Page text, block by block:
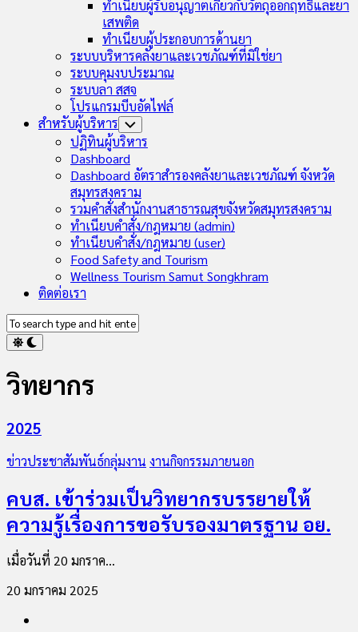
ทำเนียบผู้รับอนุญาตเกี่ยวกับวัตถุออกฤทธิ์และยา
เสพติด
ทำเนียบผู้ประกอบการด้านยา
ระบบบริหารคลังยาและเวชภัณฑ์ที่มิใช่ยา
ระบบคุมงบประมาณ
ระบบลา สสจ
โปรแกรมบีบอัดไฟล์
สำหรับผู้บริหาร Toggle
Child
Menu
ปฏิทินผู้บริหาร
Dashboard
Dashboard อัตราสำรองคลังยาและเวชภัณฑ์ จังหวัด
สมุทรสงคราม
รวมคำสั่งสำนักงานสาธารณสุขจังหวัดสมุทรสงคราม
ทำเนียบคำสั่ง/กฎหมาย (admin)
ทำเนียบคำสั่ง/กฎหมาย (user)
Food Safety and Tourism
Wellness Tourism Samut Songkhram
ติดต่อเรา
วิทยากร
2025
ข่าวประชาสัมพันธ์กลุ่มงาน งานกิจกรรมภายนอก
คบส. เข้าร่วมเป็นวิทยากรบรรยายให้
ความรู้เรื่องการขอรับรองมาตรฐาน อย.
เมื่อวันที่ 20 มกราค...
20 มกราคม 2025